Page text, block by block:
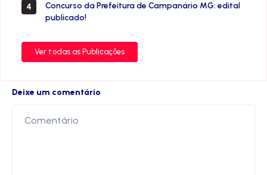
4
Concurso da Prefeitura de Campanário MG: edital
publicado!
Ver todas as Publicações
Deixe um comentário